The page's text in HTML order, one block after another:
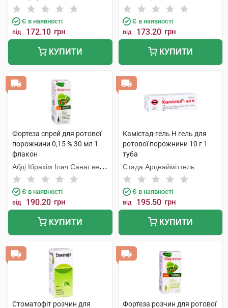
Є в наявності
від 172.10 грн
КУПИТИ
Лабораторіз
Є в наявності
від 173.20 грн
КУПИТИ
Фортеза спрей для ротової
порожнини 0,15 % 30 мл 1
флакон
Абді Ібрахім Ілач Санаї ве
Тіджарет
Є в наявності
від 190.20 грн
КУПИТИ
Камістад-гель Н гель для
ротової порожнини 10 г 1
туба
Стада Арцнайміттель
Є в наявності
від 195.50 грн
КУПИТИ
Стоматофіт розчин для Фортеза розчин для ротової